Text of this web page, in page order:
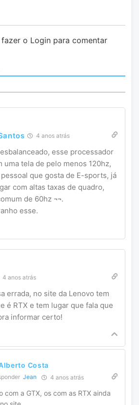
fazer o Login para comentar
4 anos atrás
esse processador
uma tela de pelo menos 120hz,
que gosta de E-sports, já
com altas taxas de quadro,
de 60hz ¬¬.
esse.
4 anos atrás
errada, no site da Lenovo tem
é RTX e tem lugar que fala que
informar certo!
Costa
Jean 4 anos atrás
com a GTX, os com as RTX ainda